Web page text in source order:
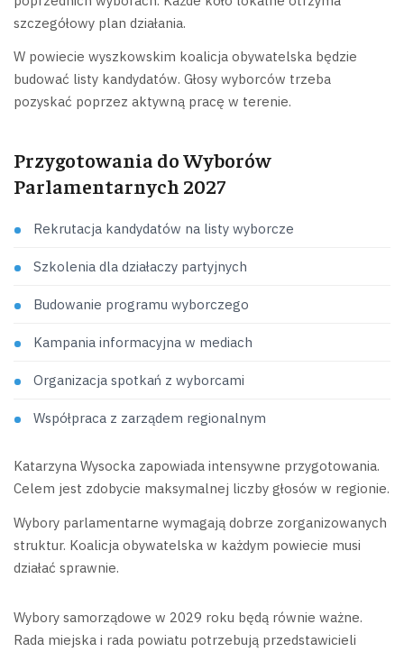
szczegółowy plan działania.
W powiecie wyszkowskim koalicja obywatelska będzie
budować listy kandydatów. Głosy wyborców trzeba
pozyskać poprzez aktywną pracę w terenie.
Przygotowania do Wyborów
Parlamentarnych 2027
Rekrutacja kandydatów na listy wyborcze
Szkolenia dla działaczy partyjnych
Budowanie programu wyborczego
Kampania informacyjna w mediach
Organizacja spotkań z wyborcami
Współpraca z zarządem regionalnym
Katarzyna Wysocka zapowiada intensywne przygotowania.
Celem jest zdobycie maksymalnej liczby głosów w regionie.
Wybory parlamentarne wymagają dobrze zorganizowanych
struktur. Koalicja obywatelska w każdym powiecie musi
działać sprawnie.
Wybory samorządowe w 2029 roku będą równie ważne.
Rada miejska i rada powiatu potrzebują przedstawicieli